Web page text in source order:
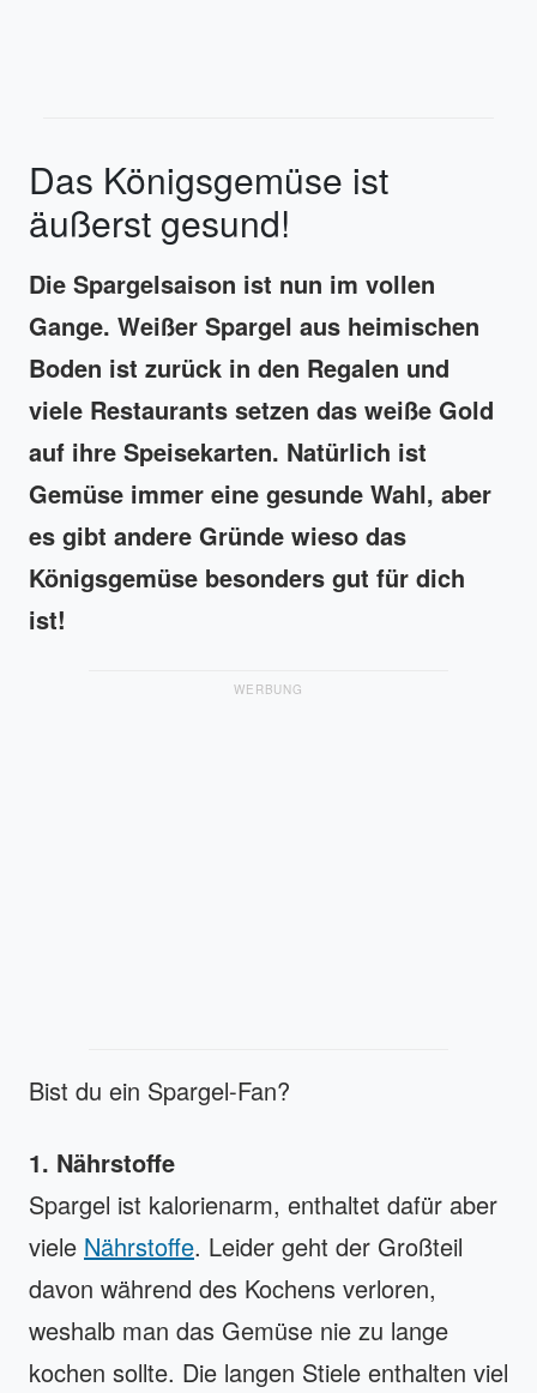
Das Königsgemüse ist
äußerst gesund!
Die Spargelsaison ist nun im vollen
Gange. Weißer Spargel aus heimischen
Boden ist zurück in den Regalen und
viele Restaurants setzen das weiße Gold
auf ihre Speisekarten. Natürlich ist
Gemüse immer eine gesunde Wahl, aber
es gibt andere Gründe wieso das
Königsgemüse besonders gut für dich
ist!
WERBUNG
Bist du ein Spargel-Fan?
1. Nährstoffe
Spargel ist kalorienarm, enthaltet dafür aber
viele Nährstoffe. Leider geht der Großteil
davon während des Kochens verloren,
weshalb man das Gemüse nie zu lange
kochen sollte. Die langen Stiele enthalten viel